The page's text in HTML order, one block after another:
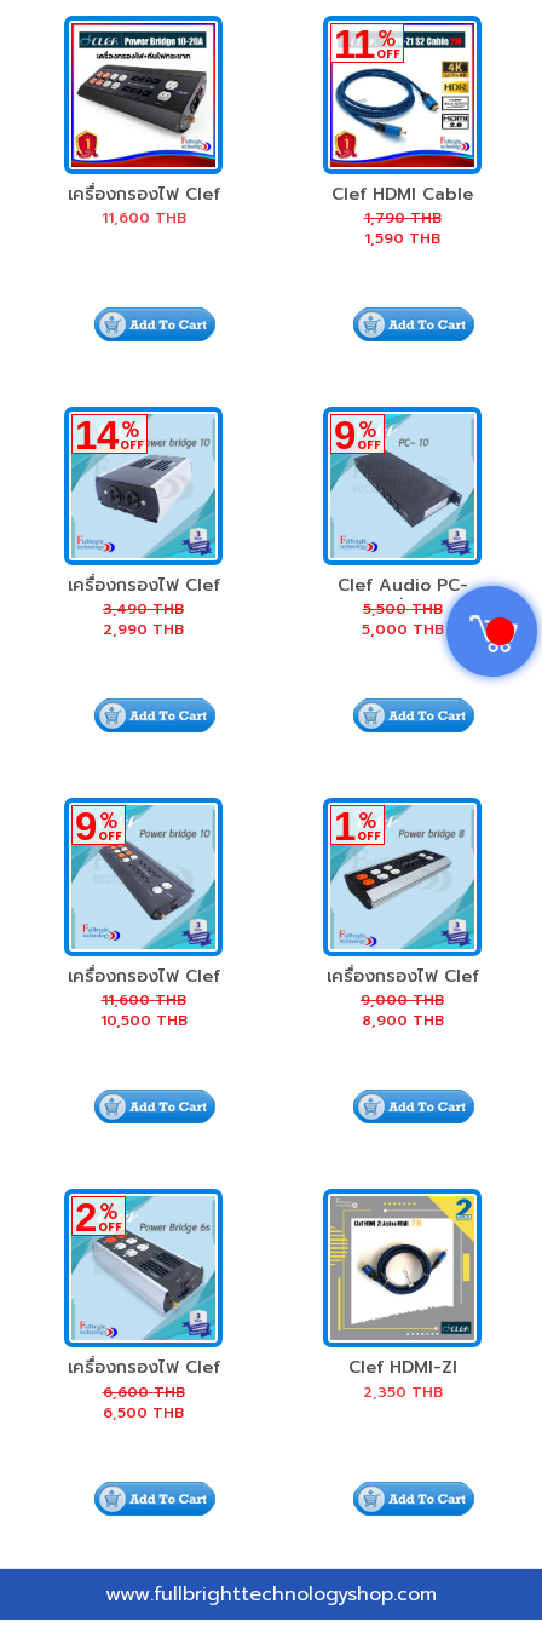
เครื่องกรองไฟ Clef
Audio Power
11,600 THB
11%
OFF
Clef HDMI Cable
รุ่น HDMI-Z1 S2
(2M)
1,790 THB
1,590 THB
14%
OFF
เครื่องกรองไฟ Clef
Audio Power
Bridge Duo
3,490 THB
2,990 THB
9%
OFF
Clef Audio PC-
10C เครื่องกรอง
สัญญาณกระแสไฟ
5,500 THB
5,000 THB
9%
OFF
เครื่องกรองไฟ Clef
Audio Power
Bridge 10
11,600 THB
10,500 THB
1%
OFF
เครื่องกรองไฟ Clef
Audio Power
Bridge 8
9,000 THB
8,900 THB
2%
OFF
เครื่องกรองไฟ Clef
Audio Power
Bridge 6s
6,600 THB
6,500 THB
Clef HDMI-ZI
Active HDMI (2M)
2,350 THB
www.fullbrighttechnologyshop.com